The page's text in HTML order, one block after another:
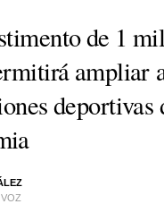
de 1
ampliar
deportivas